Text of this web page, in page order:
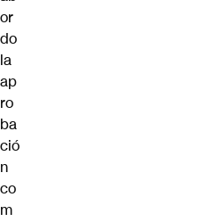
or
do
la
ap
ro
ba
ció
n
co
m